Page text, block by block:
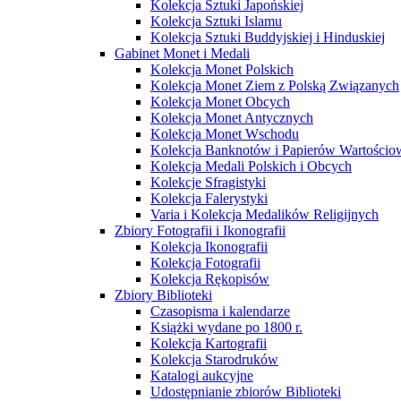
Kolekcja Sztuki Japońskiej
Kolekcja Sztuki Islamu
Kolekcja Sztuki Buddyjskiej i Hinduskiej
Gabinet Monet i Medali
Kolekcja Monet Polskich
Kolekcja Monet Ziem z Polską Związanych
Kolekcja Monet Obcych
Kolekcja Monet Antycznych
Kolekcja Monet Wschodu
Kolekcja Banknotów i Papierów
Kolekcja Medali Polskich i Obcych
Kolekcje Sfragistyki
Kolekcja Falerystyki
Varia i Kolekcja Medalików Religijnych
Zbiory Fotografii i Ikonografii
Kolekcja Ikonografii
Kolekcja Fotografii
Kolekcja Rękopisów
Zbiory Biblioteki
Czasopisma i kalendarze
Książki wydane po 1800 r.
Kolekcja Kartografii
Kolekcja Starodruków
Katalogi aukcyjne
Udostępnianie zbiorów Biblioteki